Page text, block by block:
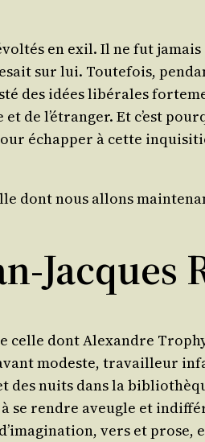
en exil. Il ne fut
sur lui. Tou­te­fois,
des idées libé­rales
de l’étranger. Et c’est
échap­per à cette
dont nous allons
Jacques
dont Alexandre
modeste, tra­vailleur
des nuits dans la
se rendre aveugle et
vers et